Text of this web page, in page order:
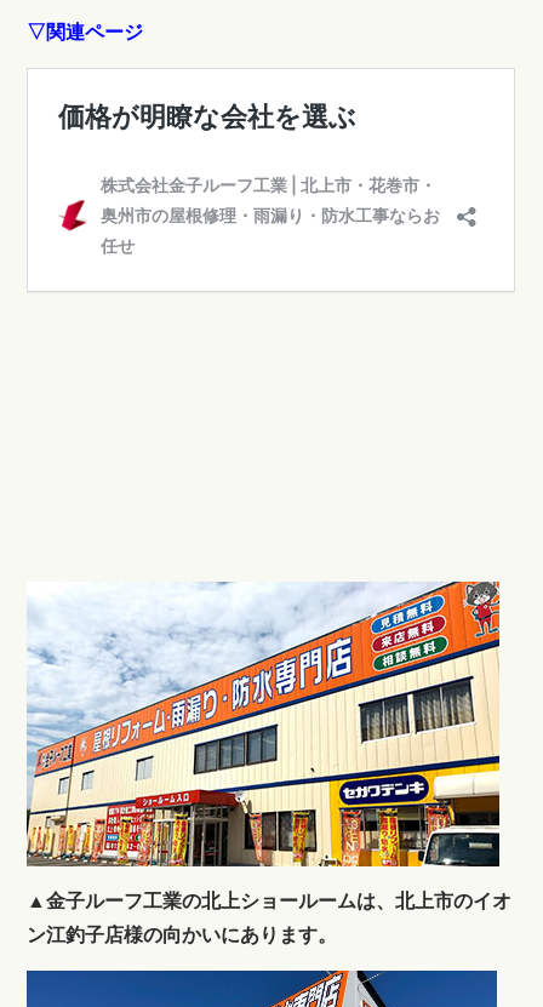
▽関連ページ
▲金子ルーフ工業の北上ショールームは、北上市のイオ
ン江釣子店様の向かいにあります。